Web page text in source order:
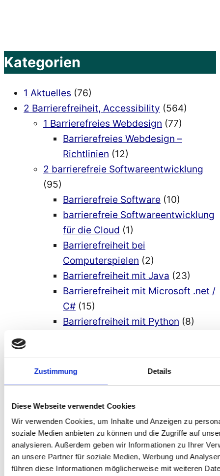
Zustimmung Details
Diese Webseite verwendet Cookies
Wir verwenden Cookies, um Inhalte und Anzeigen zu
soziale Medien anbieten zu können und die Zugriffe auf
analysieren. Außerdem geben wir Informationen zu Ihrer
an unsere Partner für soziale Medien, Werbung und
führen diese Informationen möglicherweise mit weiteren
wichtig
ist“
Kategorien
1 Aktuelles (76)
2 Barrierefreiheit, Accessibility (564)
1 Barrierefreies Webdesign (77)
Barrierefreies Webdesign –
Richtlinien (12)
2 barrierefreie Softwareentwicklung
(95)
Barrierefreie Software (10)
barrierefreie Softwareentwicklung
für die Cloud (1)
Barrierefreiheit bei
Computerspielen (2)
Barrierefreiheit mit Java (23)
Barrierefreiheit mit Microsoft .net /
C# (15)
Barrierefreiheit mit Python (8)
2a Barrierefreiheit bei
Entwicklungsumgebungen
Progressive Web Apps
4 barrierefreie Apps(13)
5 Barrierefreiheit bei
Betriebssystemen(85)
Barrierefreiheit bei Android(48)